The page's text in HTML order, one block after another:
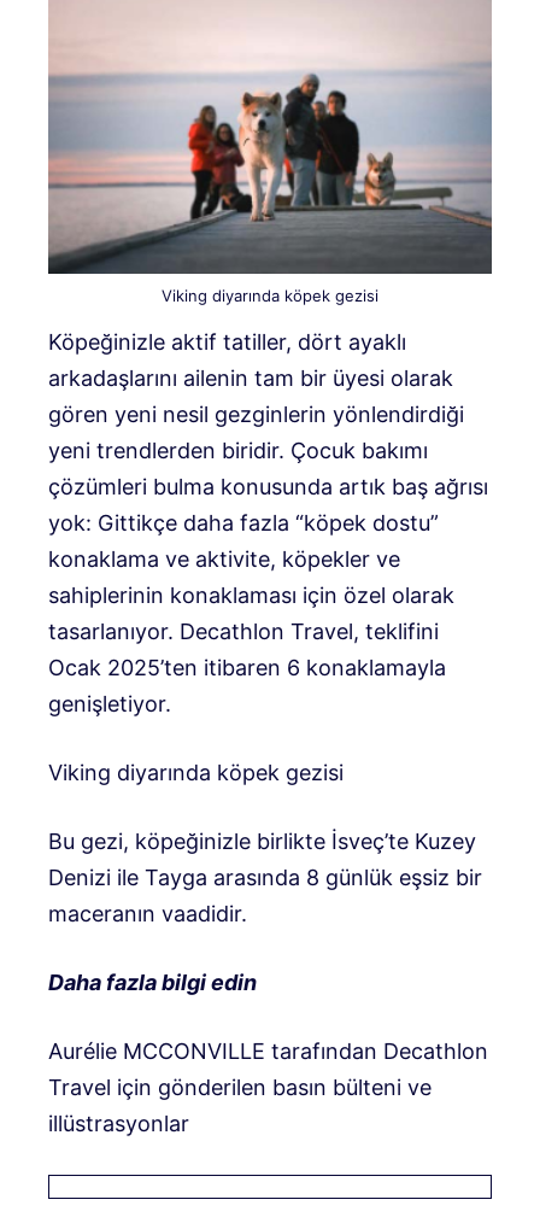
Viking diyarında köpek gezisi
Köpeğinizle aktif tatiller, dört ayaklı
arkadaşlarını ailenin tam bir üyesi olarak
gören yeni nesil gezginlerin yönlendirdiği
yeni trendlerden biridir. Çocuk bakımı
çözümleri bulma konusunda artık baş ağrısı
yok: Gittikçe daha fazla “köpek dostu”
konaklama ve aktivite, köpekler ve
sahiplerinin konaklaması için özel olarak
tasarlanıyor. Decathlon Travel, teklifini
Ocak 2025’ten itibaren 6 konaklamayla
genişletiyor.
Viking diyarında köpek gezisi
Bu gezi, köpeğinizle birlikte İsveç’te Kuzey
Denizi ile Tayga arasında 8 günlük eşsiz bir
maceranın vaadidir.
Daha fazla bilgi edin
Aurélie MCCONVILLE tarafından Decathlon
Travel için gönderilen basın bülteni ve
illüstrasyonlar